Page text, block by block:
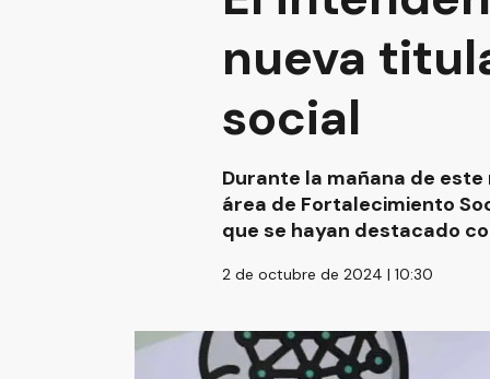
nueva
social
Durante la mañana de
área de Fortalecimiento
que se hayan destacado
2 de octubre de 2024 | 10:30